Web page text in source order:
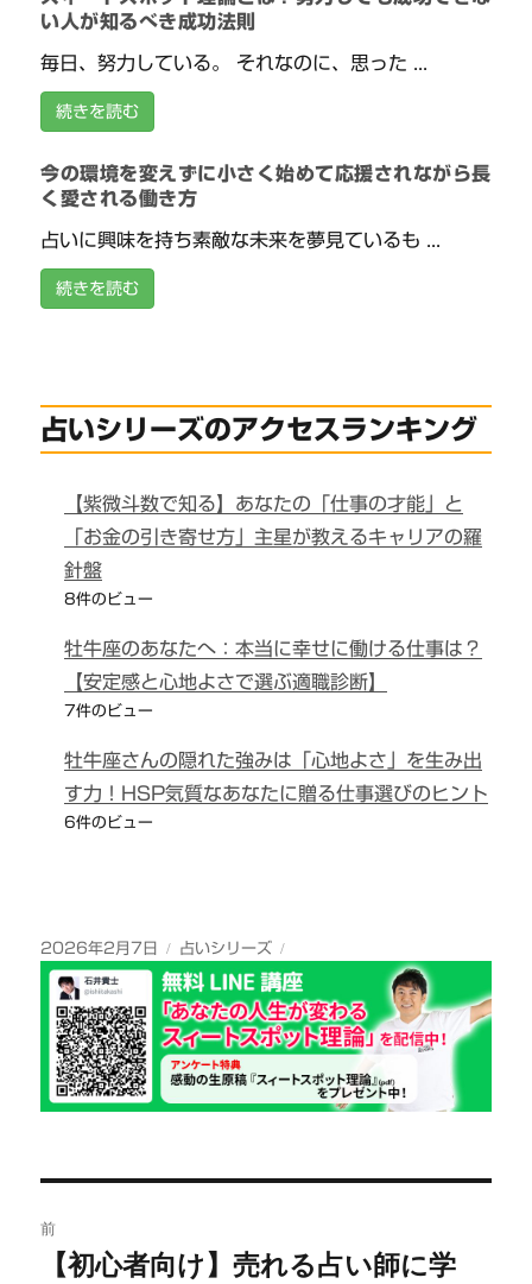
い人が知るべき成功法則
毎日、努力している。 それなのに、思った ...
続きを読む
今の環境を変えずに小さく始めて応援されながら長
く愛される働き方
占いに興味を持ち素敵な未来を夢見ているも ...
続きを読む
占いシリーズのアクセスランキング
【紫微斗数で知る】あなたの「仕事の才能」と
「お金の引き寄せ方」主星が教えるキャリアの羅
針盤
8件のビュー
牡牛座のあなたへ：本当に幸せに働ける仕事は？
【安定感と心地よさで選ぶ適職診断】
7件のビュー
牡牛座さんの隠れた強みは「心地よさ」を生み出
す力！HSP気質なあなたに贈る仕事選びのヒント
6件のビュー
投
稿
2026年2月7日
カ
テ
ゴ
リ
ー
占いシリーズ
稿
前
【初心者向け】売れる占い師に学